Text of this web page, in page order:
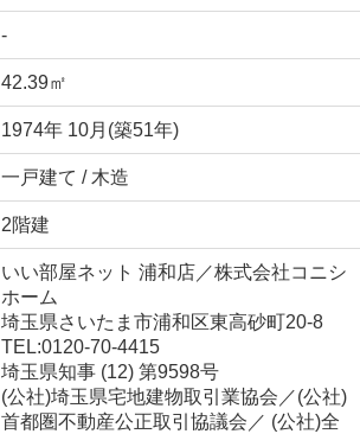
-
42.39㎡
1974年 10月(築51年)
一戸建て / 木造
2階建
いい部屋ネット 浦和店／株式会社コニシ
ホーム
埼玉県さいたま市浦和区東高砂町20-8
TEL:0120-70-4415
埼玉県知事 (12) 第9598号
(公社)埼玉県宅地建物取引業協会／(公社)
首都圏不動産公正取引協議会／ (公社)全